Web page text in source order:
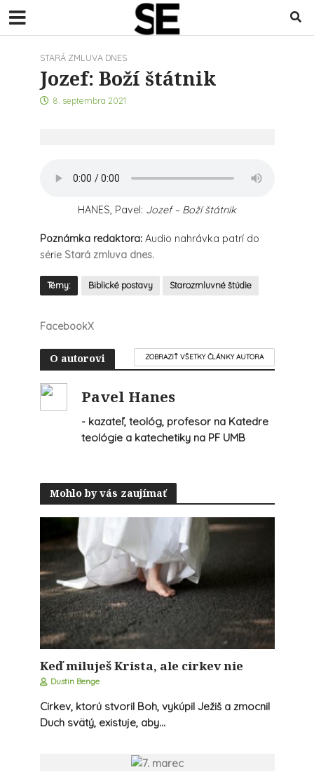
STARÁ ZMLUVA DNES
Jozef: Boží štátnik
8. septembra 2021
HANES, Pavel: Jozef – Boží štátnik
Poznámka redaktora: Audio nahrávka patrí do
série Stará zmluva dnes.
Témy: Biblické postavy Starozmluvné štúdie
FacebookX
O autorovi ZOBRAZIŤ VŠETKY ČLÁNKY AUTORA
Pavel Hanes
- kazateľ, teológ, profesor na Katedre
teológie a katechetiky na PF UMB
Mohlo by vás zaujímať
Keď miluješ Krista, ale cirkev nie
Dustin Benge
Cirkev, ktorú stvoril Boh, vykúpil Ježiš a zmocnil
Duch svätý, existuje, aby...